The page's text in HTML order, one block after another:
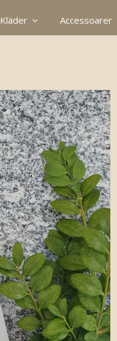
Kläder Accessoarer